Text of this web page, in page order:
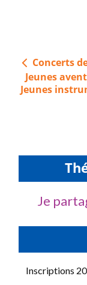
Navigation
de
l’article
Concerts
Jeunes
Jeunes
Je
Inscriptions